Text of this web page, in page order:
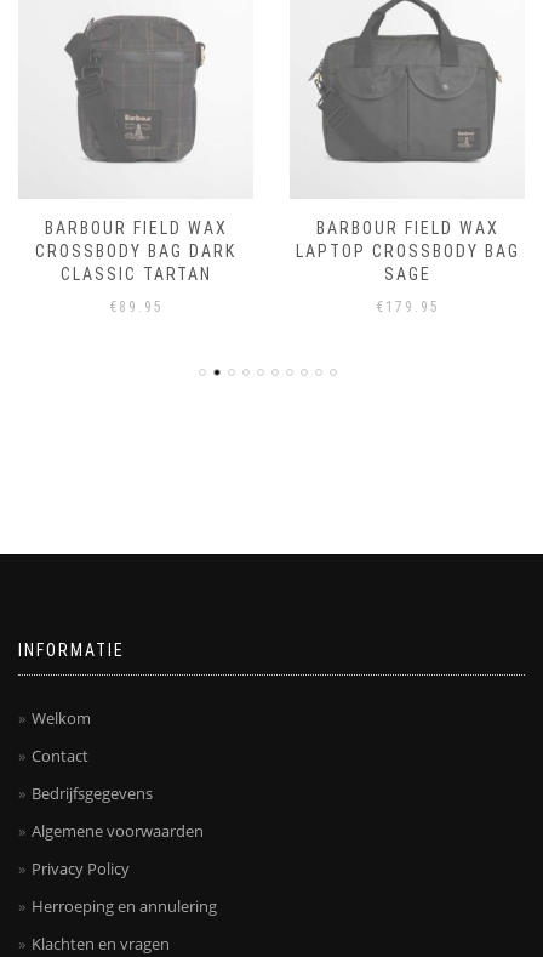
BARBOUR FIELD WAX
CROSSBODY BAG DARK
CLASSIC TARTAN
€ 89.95
BARBOUR FIELD WAX
LAPTOP CROSSBODY BAG
SAGE
€ 179.95
INFORMATIE
Welkom
Contact
Bedrijfsgegevens
Algemene voorwaarden
Privacy Policy
Herroeping en annulering
Klachten en vragen